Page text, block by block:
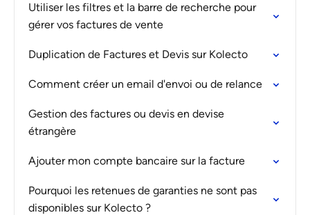
Utiliser les filtres et la barre de recherche pour
gérer vos factures de vente
Duplication de Factures et Devis sur Kolecto
Comment créer un email d'envoi ou de relance
Gestion des factures ou devis en devise
étrangère
Ajouter mon compte bancaire sur la facture
Pourquoi les retenues de garanties ne sont pas
disponibles sur Kolecto ?